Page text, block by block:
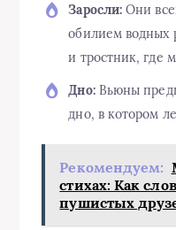
Заросли: Они
обилием водных
и тростник, где
Дно:Вьюны
дно, в котором
Рекомендуем:
стихах: Как
пушистых